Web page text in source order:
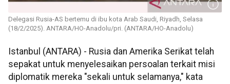
Delegasi Rusia-AS bertemu di ibu kota Arab Saudi, Riyadh, Selasa
(18/2/2025). ANTARA/HO-Anadolu/pri. (ANTARA/HO-Anadolu)
Istanbul (ANTARA) - Rusia dan Amerika Serikat telah
sepakat untuk menyelesaikan persoalan terkait misi
diplomatik mereka "sekali untuk selamanya," kata